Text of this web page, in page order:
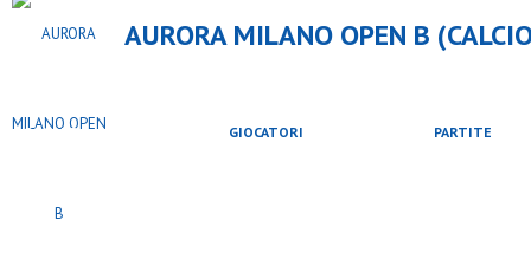
AURORA MILANO OPEN B
SQUADRA GIOCATORI PARTITE